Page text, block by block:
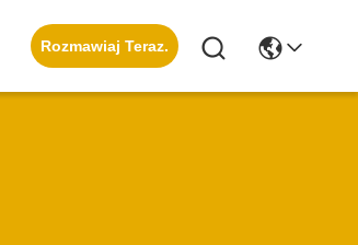
Rozmawiaj Teraz.